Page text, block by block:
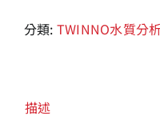
分類: TWINNO水質分
描述